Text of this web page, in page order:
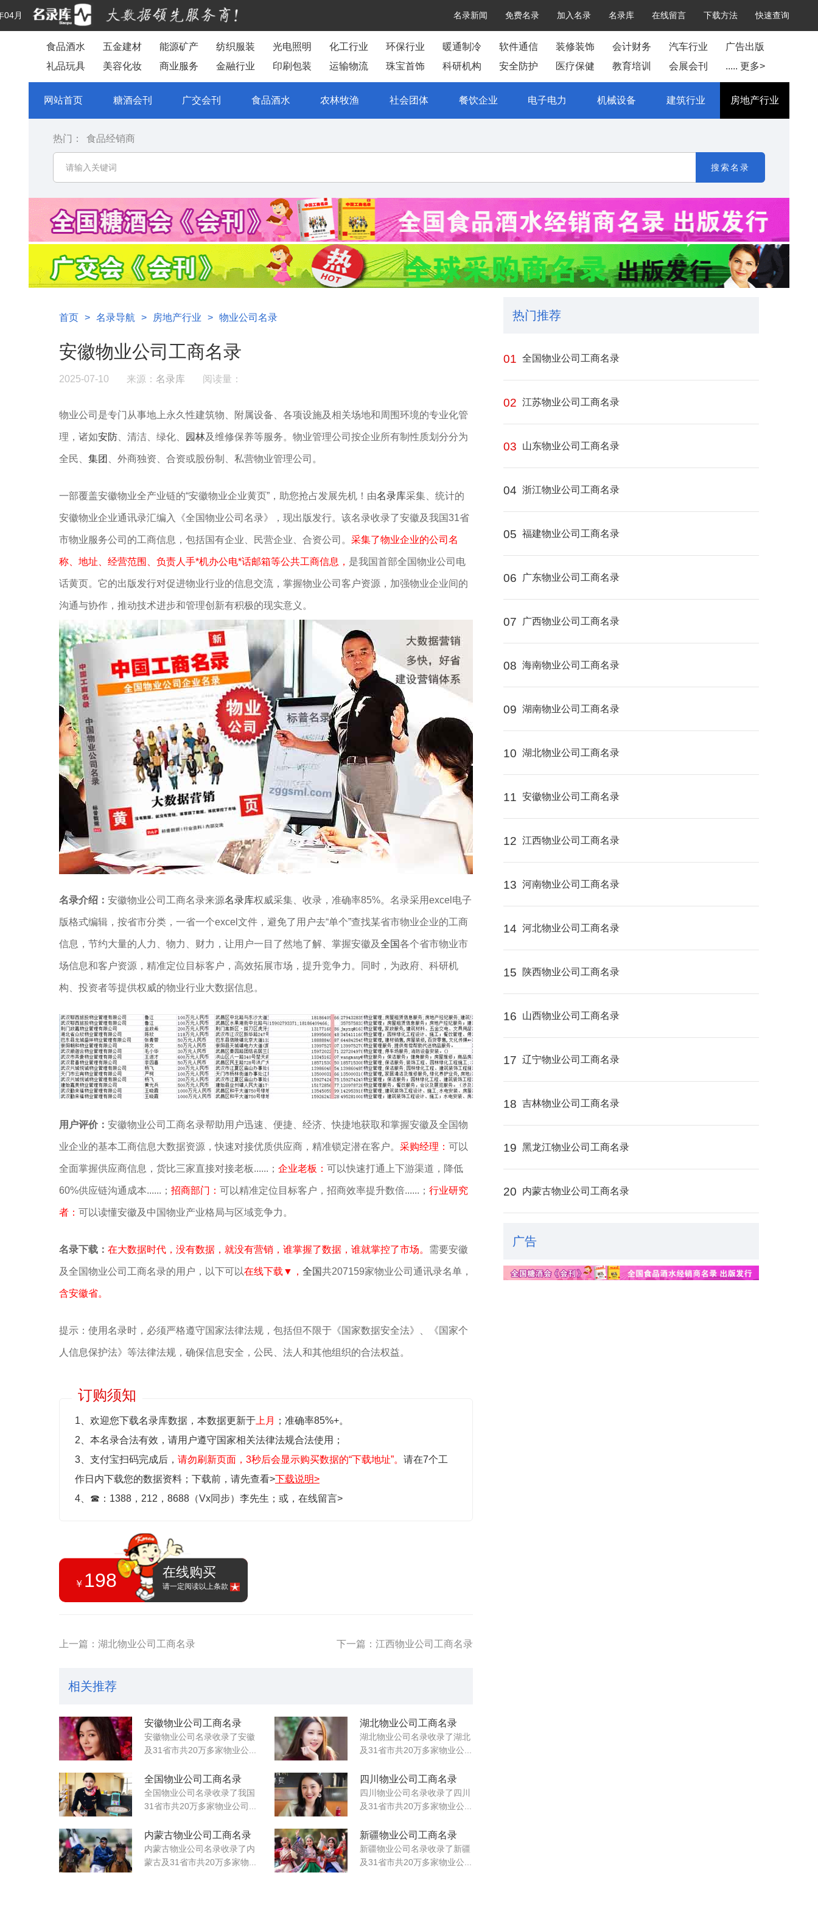
名录新闻 免费名录 加入名录 名录库 在线留言 下载方法 快速查询
04月
食品酒水 五金建材 能源矿产 纺织服装 光电照明 化工行业 环保行业 暖通制冷 软件通信 装修装饰 会计财务 汽车行业
广告出版
礼品玩具
美容化妆 商业服务 金融行业 印刷包装 运输物流 珠宝首饰 科研机构 安全防护 医疗保健 教育培训 会展会刊 ..... 更多>
网站首页 糖酒会刊 广交会刊 食品酒水 农林牧渔 社会团体 餐饮企业 电子电力 机械设备 建筑行业 房地产行业
热门： 食品经销商
搜索名录
首页 > 名录导航 > 房地产行业 > 物业公司名录
安徽物业公司工商名录
2025-07-10 来源： 名录库 阅读量：
物业公司是专门从事地上永久性建筑物、附属设备、各项设施及相关场地和周围环境的专业化管
理，诸如安防 、清洁、绿化、 园林及维修保养等服务。物业管理公司按企业所有制性质划分分为
全民、 集团 、外商独资、合资或股份制、私营物业管理公司。
一部覆盖安徽物业全产业链的“安徽物业企业黄页”，助您抢占发展先机！由名录库采集、统计的
安徽物业企业通讯录汇编入《全国物业公司名录》，现出版发行。该名录收录了安徽及我国31省
市物业服务公司的工商信息，包括国有企业、民营企业、合资公司。 采集了物业企业的公司名
称、地址、经营范围、负责人手*机办公电*话邮箱等公共工商信息， 是我国首部全国物业公司电
话黄页。它的出版发行对促进物业行业的信息交流，掌握物业公司客户资源，加强物业企业间的
沟通与协作，推动技术进步和管理创新有积极的现实意义。
名录介绍： 安徽物业公司工商名录来源名录库权威采集、收录，准确率85%。名录采用excel电子
版格式编辑，按省市分类，一省一个excel文件，避免了用户去“单个”查找某省市物业企业的工商
信息，节约大量的人力、物力、财力，让用户一目了然地了解、掌握安徽及全国各个省市物业市
场信息和客户资源，精准定位目标客户，高效拓展市场，提升竞争力。同时，为政府、科研机
构、投资者等提供权威的物业行业大数据信息。
用户评价： 安徽物业公司工商名录帮助用户迅速、便捷、经济、快捷地获取和掌握安徽及全国物
业企业的基本工商信息大数据资源，快速对接优质供应商，精准锁定潜在客户。 采购经理： 可以
全面掌握供应商信息，货比三家直接对接老板......； 企业老板： 可以快速打通上下游渠道，降低
60%供应链沟通成本......； 招商部门： 可以精准定位目标客户，招商效率提升数倍......； 行业研究
者： 可以读懂安徽及中国物业产业格局与区域竞争力。
名录下载： 在大数据时代，没有数据，就没有营销，谁掌握了数据，谁就掌控了市场。 需要安徽
及全国物业公司工商名录的用户，以下可以在线下载▼， 全国共207159家物业公司通讯录名单，
含安徽省。
提示：使用名录时，必须严格遵守国家法律法规，包括但不限于《国家数据安全法》、《国家个
人信息保护法》等‌法律法规，确保信息安全，公民、法人和其他组织的合法权益。
订购须知
1、欢迎您下载名录库数据，本数据更新于 上月
；准确率85%+。
2、本名录合法有效，请用户遵守国家相关法律法规合法使用；
3、支付宝扫码完成后， 请勿刷新页面，3秒后会显示购买数据的“下载地址”。 请在7个工
作日内下载您的数据资料； 下载前，请先查看>下载说明>
4、 ☎ ：1388，212，8688（Vx同步）李先生；或， 在线留言>
￥ 198 在线购买
请一定阅读以上条款
上一篇：湖北物业公司工商名录 下一篇：江西物业公司工商名录
相关推荐
安徽物业公司工商名录
安徽物业公司名录收录了安徽
及31省市共20万多家物业公...
湖北物业公司工商名录
湖北物业公司名录收录了湖北
及31省市共20万多家物业公...
全国物业公司工商名录
全国物业公司名录收录了我国
31省市共20万多家物业公司...
四川物业公司工商名录
四川物业公司名录收录了四川
及31省市共20万多家物业公...
内蒙古物业公司工商名录
内蒙古物业公司名录收录了内
蒙古及31省市共20万多家物...
新疆物业公司工商名录
新疆物业公司名录收录了新疆
及31省市共20万多家物业公...
热门推荐
01 全国物业公司工商名录
02 江苏物业公司工商名录
03 山东物业公司工商名录
04 浙江物业公司工商名录
05 福建物业公司工商名录
06 广东物业公司工商名录
07 广西物业公司工商名录
08 海南物业公司工商名录
09 湖南物业公司工商名录
10 湖北物业公司工商名录
11 安徽物业公司工商名录
12 江西物业公司工商名录
13 河南物业公司工商名录
14 河北物业公司工商名录
15 陕西物业公司工商名录
16 山西物业公司工商名录
17 辽宁物业公司工商名录
18 吉林物业公司工商名录
19 黑龙江物业公司工商名录
20 内蒙古物业公司工商名录
广告